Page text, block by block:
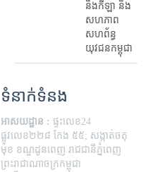
និងកីឡា និង
សហភាព
សហព័ន្ធ
យុវជនកម្ពុជា
ទំនាក់ទំនង
អាសយដ្ឋាន : ផ្ទះលេខ24
ផ្លូវលេខ២២៨ កែង ៥៥; សង្កាត់ចតុ
មុខ ខណ្ឌដូនពេញ រាជជានីភ្នំពេញ
ព្រះរាជាណាចក្រកម្ពុជា